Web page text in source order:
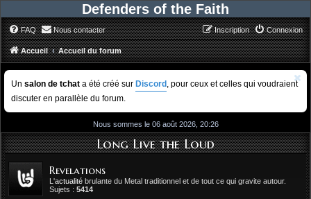
Defenders of the Faith
FAQ Nous contacter Connexion
Inscription
Accueil Accueil du forum
Un salon de tchat a été créé sur Discord , pour ceux et celles qui voudraient
discuter en parallèle du forum.
Nous sommes le 06 août 2026, 20:26
Long Live the Loud
Revelations
L'actualité brulante du Metal traditionnel et de tout ce qui gravite autour.
Sujets : 5414